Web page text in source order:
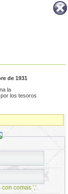
de 1931
la
los tesoros
comas ','.